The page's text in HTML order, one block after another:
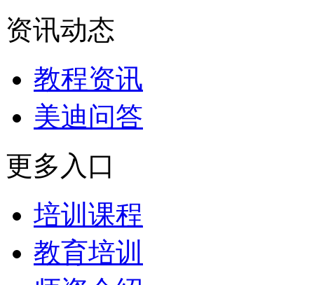
资讯动态
教程资讯
美迪问答
更多入口
培训课程
教育培训